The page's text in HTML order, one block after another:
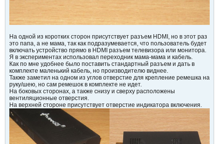
На одной из коротких сторон присутствует разъем HDMI, но в этот раз
это папа, а не мама, так как подразумевается, что пользователь будет
включать устройство прямо в HDMI разъем телевизора или монитора.
Я в экспериментах использовал переходник мама-мама и кабель.
Как по мне удобнее было поставить стандартный разъем и дать в
комплекте маленький кабель, но производителю виднее.
Также заметил на одном из углов отверстие для крепление ремешка на
руку/шею, но сам ремешок в комплекте не идет.
На боковых сторонах, а также снизу и сверху расположены
вентиляционные отверстия.
На верхней стороне присутствует отверстие индикатора включения.